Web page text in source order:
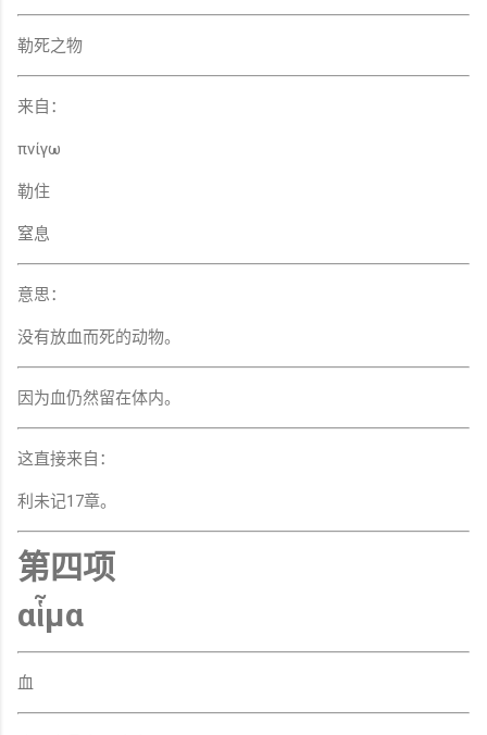
勒死之物
来自：
πνίγω
勒住
窒息
意思：
没有放血而死的动物。
因为血仍然留在体内。
这直接来自：
利未记17章。
第四项
αἷμα
血